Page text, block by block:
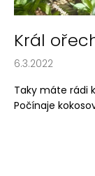
ů
Král
6.3.2022
Taky máte rádi
Počínaje
a
j
í
t
?